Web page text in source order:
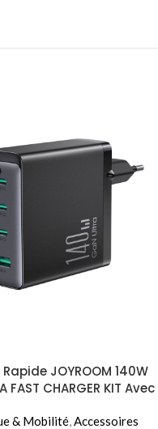
JOYROOM 140W
FAST CHARGER KIT Avec
& Mobilité Accessoires